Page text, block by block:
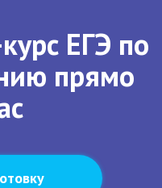
ЕГЭ по
прямо